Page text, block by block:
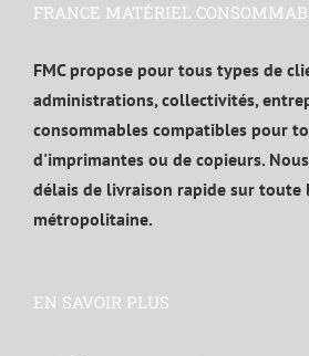
FRANCE MATÉRIEL
FMC propose pour tous types de
administrations, collectivités,
consommables compatibles pour
d'imprimantes ou de copieurs.
délais de livraison rapide sur toute
métropolitaine.
EN SAVOIR PLUS